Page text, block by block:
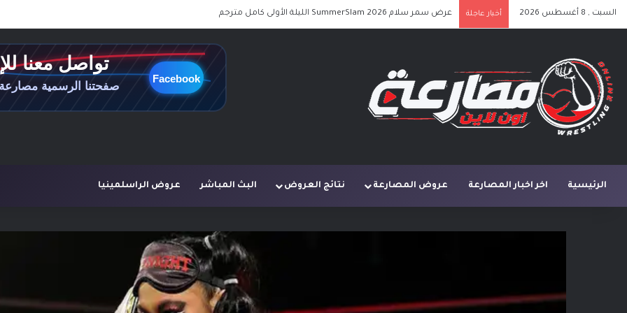
السبت , 8 أغسطس 2026 أخبار عاجلة عرض سمر سلام SummerSlam 2026 الليلة الأولى كامل مترجم
الرئيسية اخر اخبار المصارعة عروض المصارعة نتائج العروض البث المباشر عروض الراسلمينيا